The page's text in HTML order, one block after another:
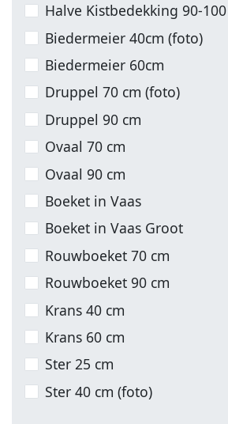
Halve Kistbedekking 90-
Biedermeier 40cm (foto)
Biedermeier 60cm
Druppel 70 cm (foto)
Druppel 90 cm
Ovaal 70 cm
Ovaal 90 cm
Boeket in Vaas
Boeket in Vaas Groot
Rouwboeket 70 cm
Rouwboeket 90 cm
Krans 40 cm
Krans 60 cm
Ster 25 cm
Ster 40 cm (foto)